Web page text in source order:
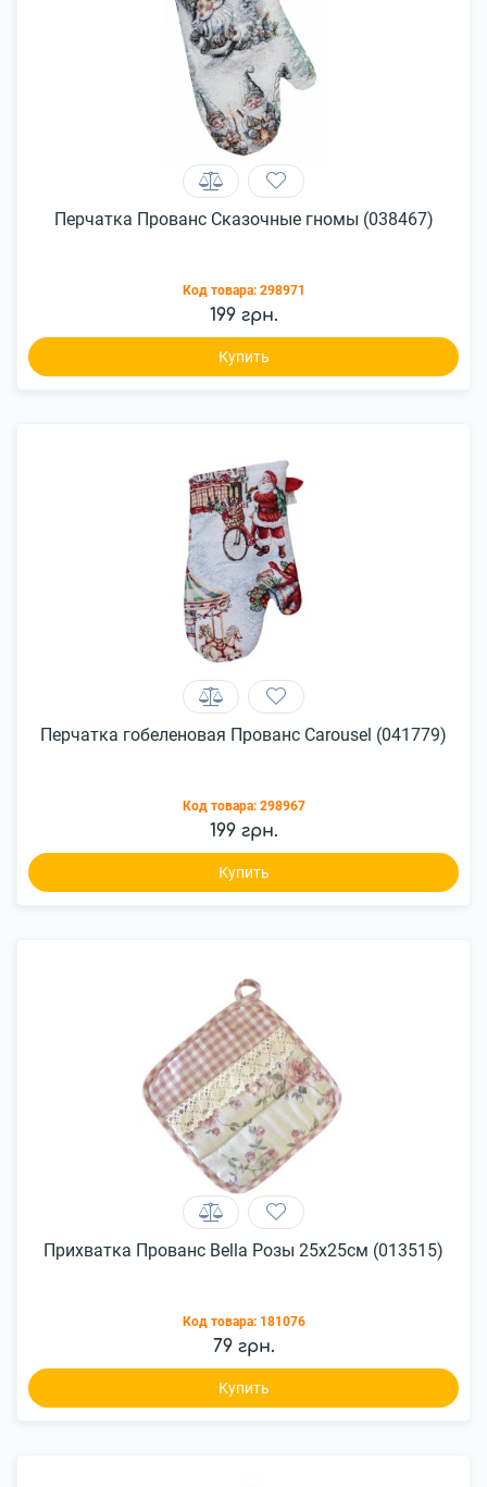
Перчатка Прованс Сказочные гномы (038467)
Код товара: 298971
199 грн.
Купить
Перчатка гобеленовая Прованс Carousel (041779)
Код товара: 298967
199 грн.
Купить
Прихватка Прованс Bella Розы 25x25см (013515)
Код товара: 181076
79 грн.
Купить